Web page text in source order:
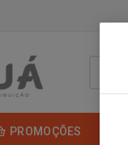
PROMOÇÕES